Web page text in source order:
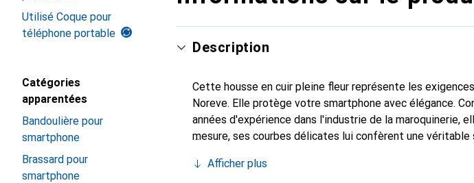
Utilisé Coque pour
téléphone portable
Catégories
apparentées
Bandoulière pour
smartphone
Brassard pour
smartphone
Description
Cette housse en cuir pleine fleur représente les
Noreve. Elle protège votre smartphone avec élégance.
années d'expérience dans l'industrie de la maroquinerie,
mesure, ses courbes délicates lui confèrent une
marque Noreve est un choix fiable pour une clientèle
Afficher plus